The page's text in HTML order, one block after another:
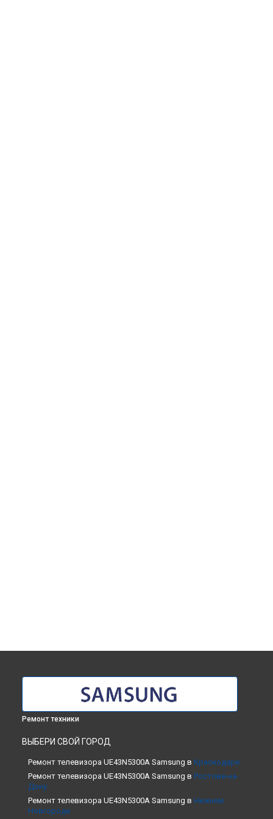
Ремонт техники
ВЫБЕРИ СВОЙ ГОРОД
Ремонт телевизора UE43N5300A Samsung в Краснодаре
Ремонт телевизора UE43N5300A Samsung в Ростове-на-
Дону
Ремонт телевизора UE43N5300A Samsung в Нижнем
Новгороде